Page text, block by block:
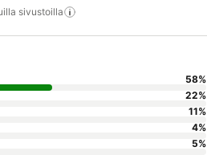
sivustoilla
58%
22%
11%
4%
5%